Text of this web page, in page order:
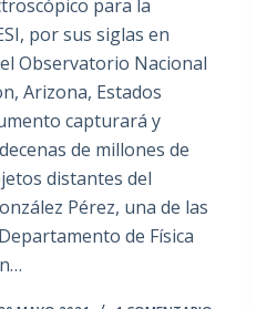
para la
por sus siglas en
Observatorio Nacional
Arizona, Estados
capturará y
de millones de
distantes del
Pérez, una de las
de Física